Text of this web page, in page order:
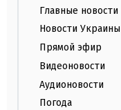
Главные новости
Новости Украины
Прямой эфир
Видеоновости
Аудионовости
Погода